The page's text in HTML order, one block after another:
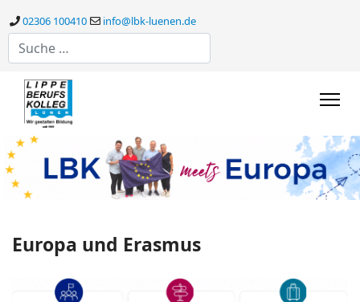
02306 100410 info@lbk-luenen.de
Suchen
Europa und Erasmus